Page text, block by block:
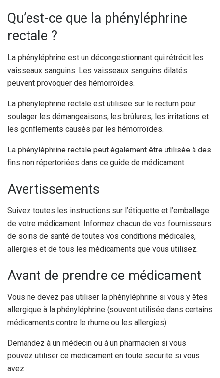
Qu’est-ce que la phényléphrine
rectale ?
La phényléphrine est un décongestionnant qui rétrécit les
vaisseaux sanguins. Les vaisseaux sanguins dilatés
peuvent provoquer des hémorroïdes.
La phényléphrine rectale est utilisée sur le rectum pour
soulager les démangeaisons, les brûlures, les irritations et
les gonflements causés par les hémorroïdes.
La phényléphrine rectale peut également être utilisée à des
fins non répertoriées dans ce guide de médicament.
Avertissements
Suivez toutes les instructions sur l’étiquette et l’emballage
de votre médicament. Informez chacun de vos fournisseurs
de soins de santé de toutes vos conditions médicales,
allergies et de tous les médicaments que vous utilisez.
Avant de prendre ce médicament
Vous ne devez pas utiliser la phényléphrine si vous y êtes
allergique à la phényléphrine (souvent utilisée dans certains
médicaments contre le rhume ou les allergies).
Demandez à un médecin ou à un pharmacien si vous
pouvez utiliser ce médicament en toute sécurité si vous
avez :